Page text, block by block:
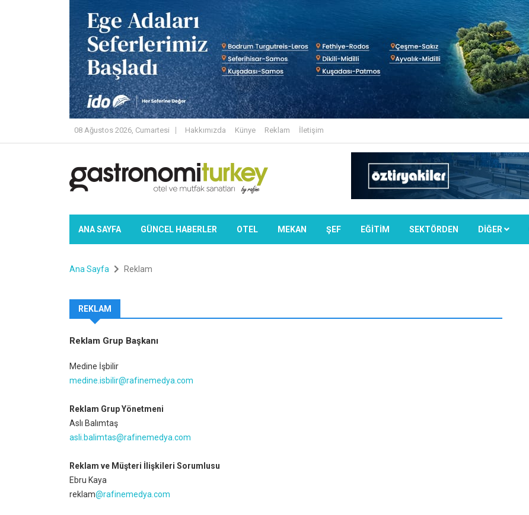
08 Ağustos 2026, Cumartesi Hakkımızda Künye Reklam İletişim
ANA SAYFA GÜNCEL HABERLER OTEL MEKAN ŞEF EĞİTİM SEKTÖRDEN DIĞER
Ana Sayfa Reklam
REKLAM
Reklam Grup Başkanı
Medine İşbilir
medine.isbilir@rafinemedya.com
Reklam Grup Yönetmeni
Aslı Balımtaş
asli.balimtas@rafinemedya.com
Reklam ve Müşteri İlişkileri Sorumlusu
Ebru Kaya
reklam@rafinemedya.com